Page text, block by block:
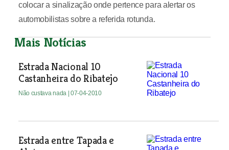
colocar a sinalização onde pertence para alertar os
automobilistas sobre a referida rotunda.
Mais Notícias
Estrada Nacional 10
Castanheira do Ribatejo
Não custava nada | 07-04-2010
Estrada entre Tapada e